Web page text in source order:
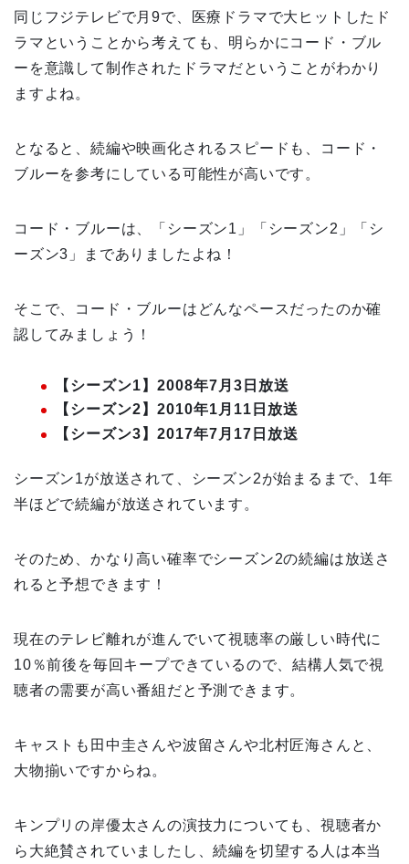
同じフジテレビで月9で、医療ドラマで大ヒットしたド
ラマということから考えても、明らかにコード・ブル
ーを意識して制作されたドラマだということがわかり
ますよね。
となると、続編や映画化されるスピードも、コード・
ブルーを参考にしている可能性が高いです。
コード・ブルーは、「シーズン1」「シーズン2」「シ
ーズン3」までありましたよね！
そこで、コード・ブルーはどんなペースだったのか確
認してみましょう！
【シーズン1】2008年7月3日放送
【シーズン2】2010年1月11日放送
【シーズン3】2017年7月17日放送
シーズン1が放送されて、シーズン2が始まるまで、1年
半ほどで続編が放送されています。
そのため、かなり高い確率でシーズン2の続編は放送さ
れると予想できます！
現在のテレビ離れが進んでいて視聴率の厳しい時代に
10％前後を毎回キープできているので、結構人気で視
聴者の需要が高い番組だと予測できます。
キャストも田中圭さんや波留さんや北村匠海さんと、
大物揃いですからね。
キンプリの岸優太さんの演技力についても、視聴者か
ら大絶賛されていましたし、続編を切望する人は本当